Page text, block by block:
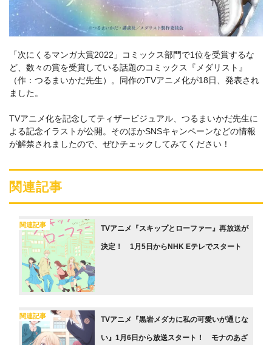
「次にくるマンガ大賞2022」コミックス部門で1位を受賞するな
ど、数々の賞を受賞している話題のコミックス『メダリスト』
（作：つるまいかだ先生）。同作のTVアニメ化が18日、発表され
ました。
TVアニメ化を記念してティザービジュアル、つるまいかだ先生に
よる記念イラストが公開。そのほかSNSキャンペーンなどの情報
が解禁されましたので、ぜひチェックしてみてください！
関連記事
関連記事 TVアニメ『スキップとローファー』再放送が
決定！ 1月5日からNHK Eテレでスタート
関連記事 TVアニメ『黒岩メダカに私の可愛いが通じな
い』1月6日から放送スタート！ モナのあざ